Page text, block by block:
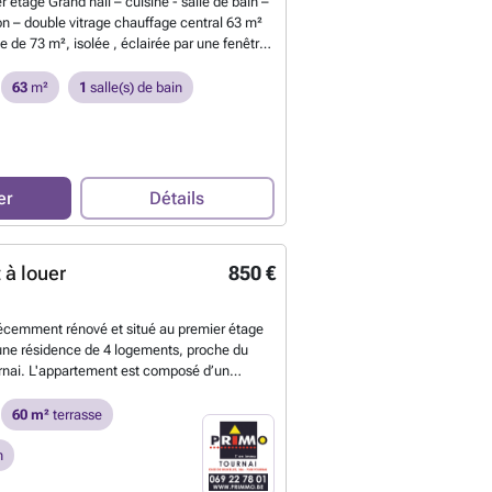
– double vitrage chauffage central 63 m²
de 73 m², isolée , éclairée par une fenêtre
###En savoir plus ?
63 m² 1 salle(s) de bain
Détails
850 €
louer
rénové et situé au premier étage
résidence de 4 logements, proche du
L'appartement est composé d’un
de bains avec douche à l’italienne, un WC
Le bien dispose d’une belle cour
Loyer : 850€ + forfait de 25€/mois pour
+ forfait de 10€/mois pour l’entretien du
60 m² terrasse